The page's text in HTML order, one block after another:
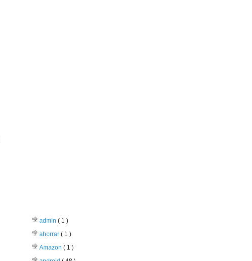
admin ( 1 )
ahorrar ( 1 )
Amazon ( 1 )